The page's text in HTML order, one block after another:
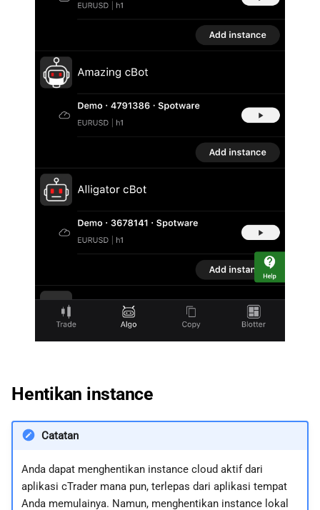
Hentikan instance
Catatan
Anda dapat menghentikan instance cloud aktif dari
aplikasi cTrader mana pun, terlepas dari aplikasi tempat
Anda memulainya. Namun, menghentikan instance lokal